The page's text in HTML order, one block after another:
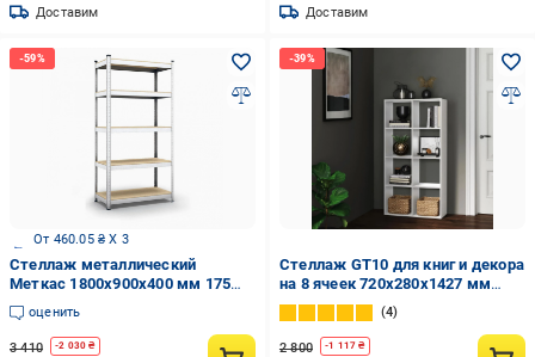
Доставим Доставим
От 460.05 ₴ X 3
Стеллаж металлический
Меткас 1800x900x400 мм 175
кг/полку МДФ (БМ-7)
оценить
3 410 -2 030 ₴
Стеллаж GT10 для книг и декора
на 8 ячеек 720х280х1427 мм
ДСП 16 мм Белый (20320156)
4
2 800 -1 117 ₴